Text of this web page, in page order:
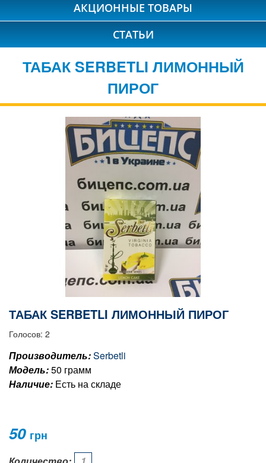
АКЦИОННЫЕ ТОВАРЫ
СТАТЬИ
ТАБАК SERBETLI ЛИМОННЫЙ
ПИРОГ
ТАБАК SERBETLI ЛИМОННЫЙ ПИРОГ
Голосов: 2
Производитель:Serbetli
Модель:50 грамм
Наличие: Есть на складе
50 грн